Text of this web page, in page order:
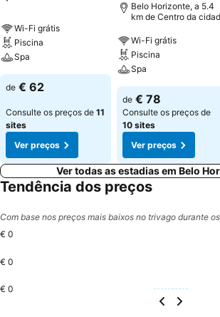
Wi-Fi grátis
Piscina
Spa
de € 62
Consulte os preços de 11
sites
Ver preços
Belo Horizonte, a 5.4
km de Centro da
Wi-Fi grátis
Piscina
Spa
de € 78
Consulte os preços de
10 sites
Ver preços
Ver todas as estadias em Belo
Tendência dos preços
Com base nos preços mais baixos no trivago durante
€ 0
€ 0
€ 0